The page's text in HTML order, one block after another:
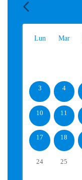
Lun Mar
3 4
10 11
17 18
24 25